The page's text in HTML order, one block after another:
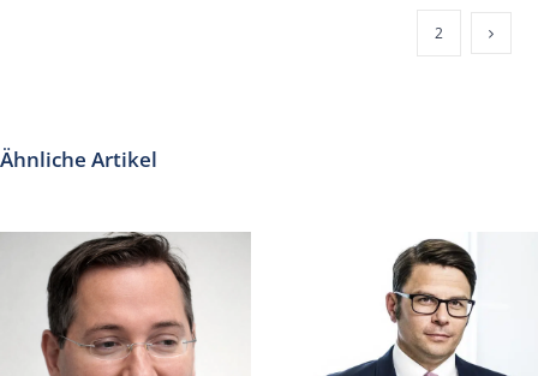
2
Ähnliche Artikel